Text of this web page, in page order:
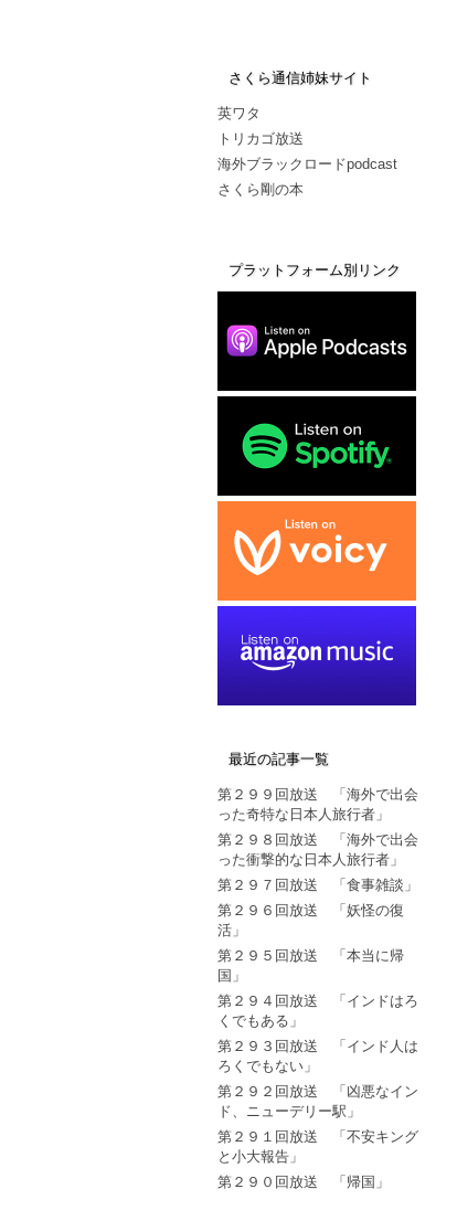
さくら通信姉妹サイト
英ワタ
トリカゴ放送
海外ブラックロードpodcast
さくら剛の本
プラットフォーム別リンク
最近の記事一覧
第２９９回放送 「海外で出会
った奇特な日本人旅行者」
第２９８回放送 「海外で出会
った衝撃的な日本人旅行者」
第２９７回放送 「食事雑談」
第２９６回放送 「妖怪の復
活」
第２９５回放送 「本当に帰
国」
第２９４回放送 「インドはろ
くでもある」
第２９３回放送 「インド人は
ろくでもない」
第２９２回放送 「凶悪なイン
ド、ニューデリー駅」
第２９１回放送 「不安キング
と小大報告」
第２９０回放送 「帰国」